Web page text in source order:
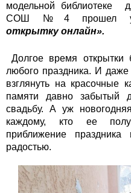
модельной библиотеке
СОШ №4 прошел
открытку онлайн».
Долгое время
любого праздника. И
взглянуть на красочные
памяти давно забытый
свадьбу. А уж
каждому, кто ее
приближение
радостью.